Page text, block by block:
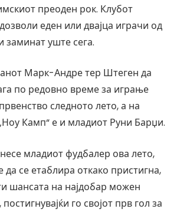
преоден рок. Клубот
еден или двајца играчи од
заминат уште сега.
Марк-Андре тер Штеген да
по редовно време за играње
следното лето, а на
Камп“ е и младиот Руни Барџи.
младиот фудбалер ова лето,
да се етаблира откако пристигна,
шансата на најдобар можен
го својот прв гол за